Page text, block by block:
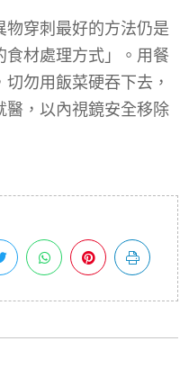
物穿刺最好的方法仍是
食材處理方式」。用餐
勿用飯菜硬吞下去，
醫，以內視鏡安全移除